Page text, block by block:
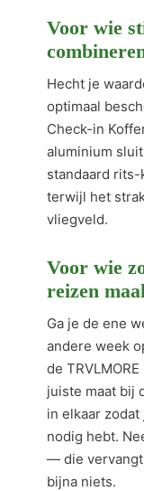
Voor wie
Hecht je
optimaal
Check-in
aluminium
standaard
terwijl het
vliegveld.
Voor wie
reizen
Ga je de ene
andere week
de
juiste maat bij
in elkaar
nodig hebt.
— die
bijna niets.